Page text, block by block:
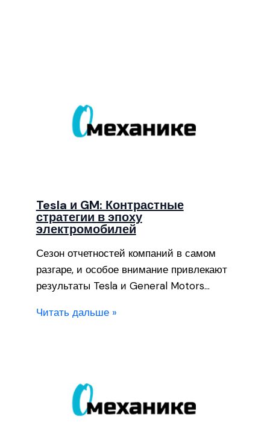
Tesla и GM: Контрастные
стратегии в эпоху
электромобилей
Сезон отчетностей компаний в самом
разгаре, и особое внимание привлекают
результаты Tesla и General Motors…
Читать дальше »